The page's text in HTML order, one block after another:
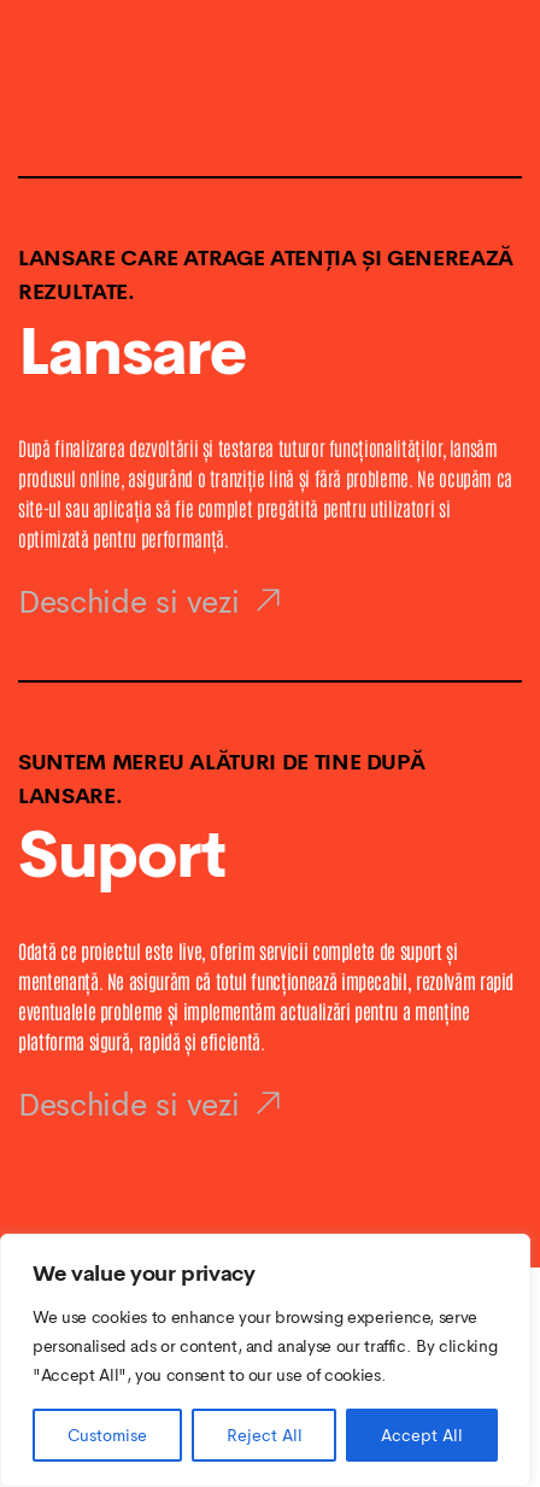
We value your privacy
We use cookies to enhance your browsing experience, serve
personalised ads or content, and analyse our traffic. By clicking
"Accept All", you consent to our use of cookies.
Customise Reject All Accept All
LANSARE CARE ATRAGE ATENȚIA ȘI GENEREAZĂ
REZULTATE.
Lansare
După finalizarea dezvoltării și testarea tuturor funcționalităților, lansăm
produsul online, asigurând o tranziție lină și fără probleme. Ne ocupăm ca
site-ul sau aplicația să fie complet pregătită pentru utilizatori si
optimizată pentru performanță.
Deschide si vezi
SUNTEM MEREU ALĂTURI DE TINE DUPĂ
LANSARE.
Suport
Odată ce proiectul este live, oferim servicii complete de suport și
mentenanță. Ne asigurăm că totul funcționează impecabil, rezolvăm rapid
eventualele probleme și implementăm actualizări pentru a menține
platforma sigură, rapidă și eficientă.
Deschide si vezi